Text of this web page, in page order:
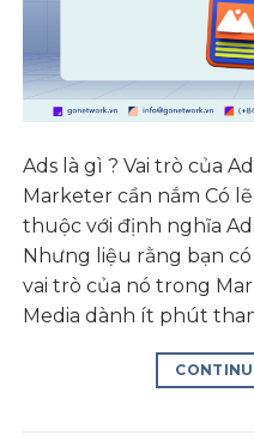
Ads là gì ? Vai trò của
Marketer cần nắm Có
thuộc với định nghĩa
Nhưng liệu rằng bạn
vai trò của nó trong
Media dành ít phút